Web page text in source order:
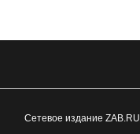
Сетевое издание ZAB.RU